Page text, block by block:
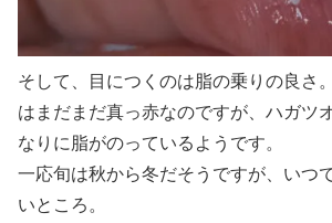
そして、目につくのは脂の乗りの良さ
はまだまだ真っ赤なのですが、ハガツ
なりに脂がのっているようです。
一応旬は秋から冬だそうですが、いつ
いところ。